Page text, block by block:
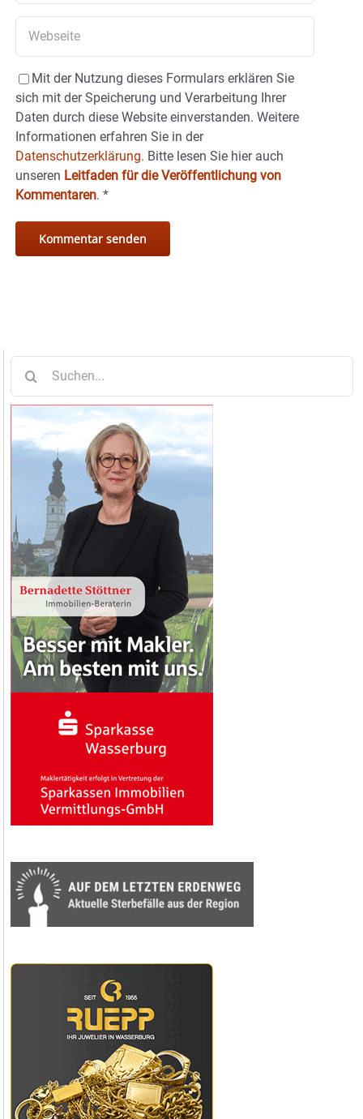
Mit der Nutzung dieses Formulars erklären Sie
sich mit der Speicherung und Verarbeitung Ihrer
Daten durch diese Website einverstanden. Weitere
Informationen erfahren Sie in der
Datenschutzerklärung. Bitte lesen Sie hier auch
unseren Leitfaden für die Veröffentlichung von
Kommentaren. *
nach: